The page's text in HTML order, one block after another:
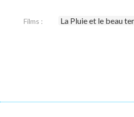
Films : La Pluie et le beau